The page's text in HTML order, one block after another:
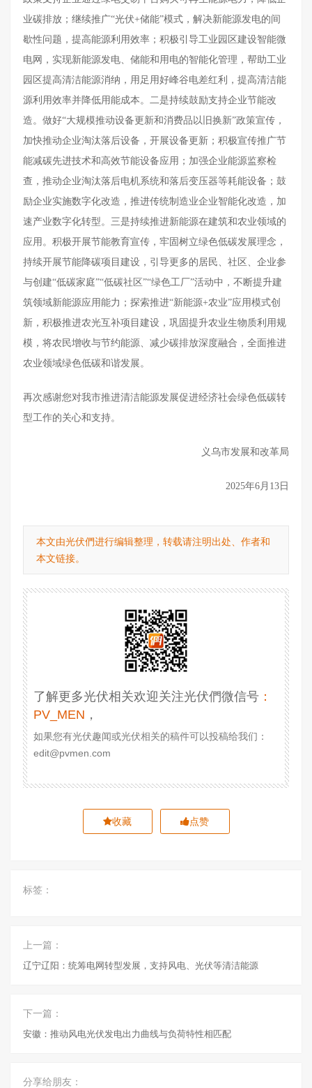
业碳排放；继续推广“光伏+储能”模式，解决新能源发电的间
歇性问题，提高能源利用效率；积极引导工业园区建设智能微
电网，实现新能源发电、储能和用电的智能化管理，帮助工业
园区提高清洁能源消纳，用足用好峰谷电差红利，提高清洁能
源利用效率并降低用能成本。二是持续鼓励支持企业节能改
造。做好“大规模推动设备更新和消费品以旧换新”政策宣传，
加快推动企业淘汰落后设备，开展设备更新；积极宣传推广节
能减碳先进技术和高效节能设备应用；加强企业能源监察检
查，推动企业淘汰落后电机系统和落后变压器等耗能设备；鼓
励企业实施数字化改造，推进传统制造业企业智能化改造，加
速产业数字化转型。三是持续推进新能源在建筑和农业领域的
应用。积极开展节能教育宣传，牢固树立绿色低碳发展理念，
持续开展节能降碳项目建设，引导更多的居民、社区、企业参
与创建“低碳家庭”“低碳社区”“绿色工厂”活动中，不断提升建
筑领域新能源应用能力；探索推进“新能源+农业”应用模式创
新，积极推进农光互补项目建设，巩固提升农业生物质利用规
模，将农民增收与节约能源、减少碳排放深度融合，全面推进
农业领域绿色低碳和谐发展。
再次感谢您对我市推进清洁能源发展促进经济社会绿色低碳转
型工作的关心和支持。
义乌市发展和改革局
2025年6月13日
本文由光伏們进行编辑整理，转载请注明出处、作者和
本文链接。
了解更多光伏相关欢迎关注光伏們微信号 ：
PV_MEN ，
如果您有光伏趣闻或光伏相关的稿件可以投稿给我们：
edit@pvmen.com
收藏 点赞
标签：
上一篇：
辽宁辽阳：统筹电网转型发展，支持风电、光伏等清洁能源
下一篇：
安徽：推动风电光伏发电出力曲线与负荷特性相匹配
分享给朋友：